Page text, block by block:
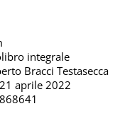
integrale
Bracci Testasecca
aprile 2022